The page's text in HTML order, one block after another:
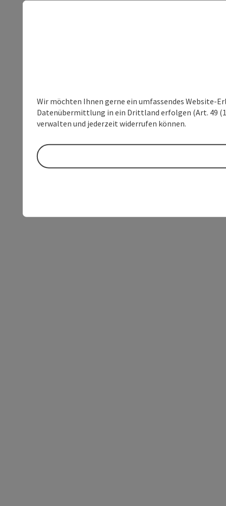
Wir möchten Ihnen gerne ein umfassendes Website-
Datenübermittlung in ein Drittland erfolgen (Art. 49
verwalten und jederzeit widerrufen können.